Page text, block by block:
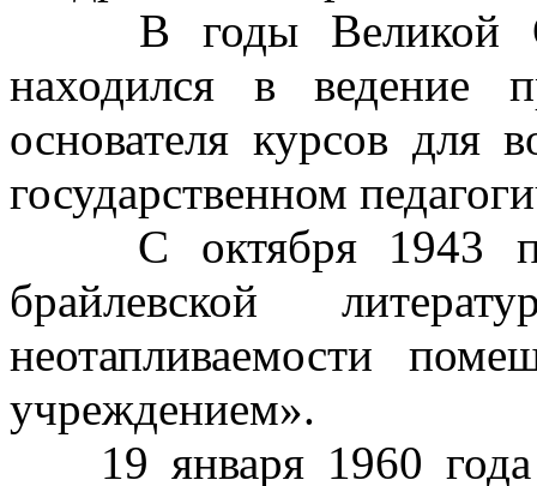
В годы Великой
находился в ведение
основателя курсов для
государственном
С октября 1943 по
брайлевской
неотапливаемости
учреждением».
19 января 1960 года